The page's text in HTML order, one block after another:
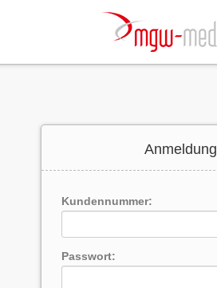
Anmeldung
Kundennummer:
Passwort: